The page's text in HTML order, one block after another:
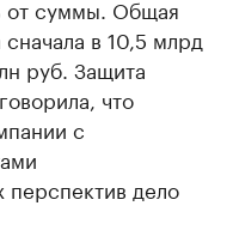
от суммы. Общая
в 10,5 млрд
руб. Защита
что
с
перспектив дело